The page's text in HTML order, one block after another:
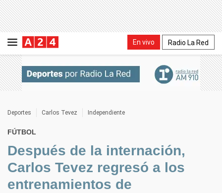
En vivo Radio La Red
Deportes Carlos Tevez Independiente
FÚTBOL
Después de la internación,
Carlos Tevez regresó a los
entrenamientos de